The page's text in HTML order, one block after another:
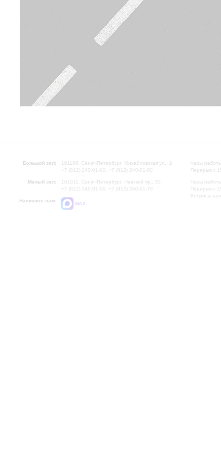
Большой зал:
191186, Санкт-Петербург, Михайловская ул., 2
+7 (812) 240-01-00, +7 (812) 240-01-80
Малый зал:
191011, Санкт-Петербург, Невский пр., 30
+7 (812) 240-01-00, +7 (812) 240-01-70
Напишите нам:
MAX
Часы
Перерыв с
Часы
Перерыв с
Вопросы